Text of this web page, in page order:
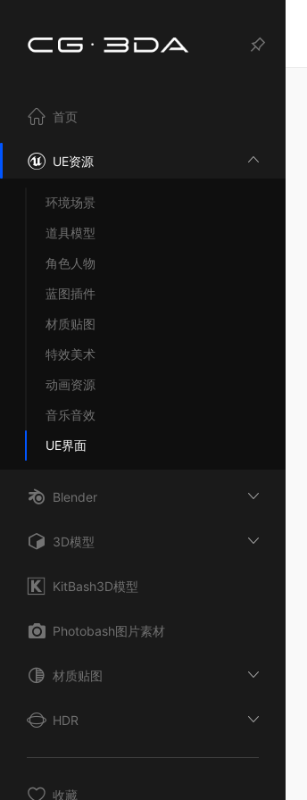
首页
UE资源
环境场景
道具模型
角色人物
蓝图插件
材质贴图
特效美术
动画资源
音乐音效
UE界面
Blender
3D模型
KitBash3D模型
Photobash图片素材
材质贴图
HDR
收藏